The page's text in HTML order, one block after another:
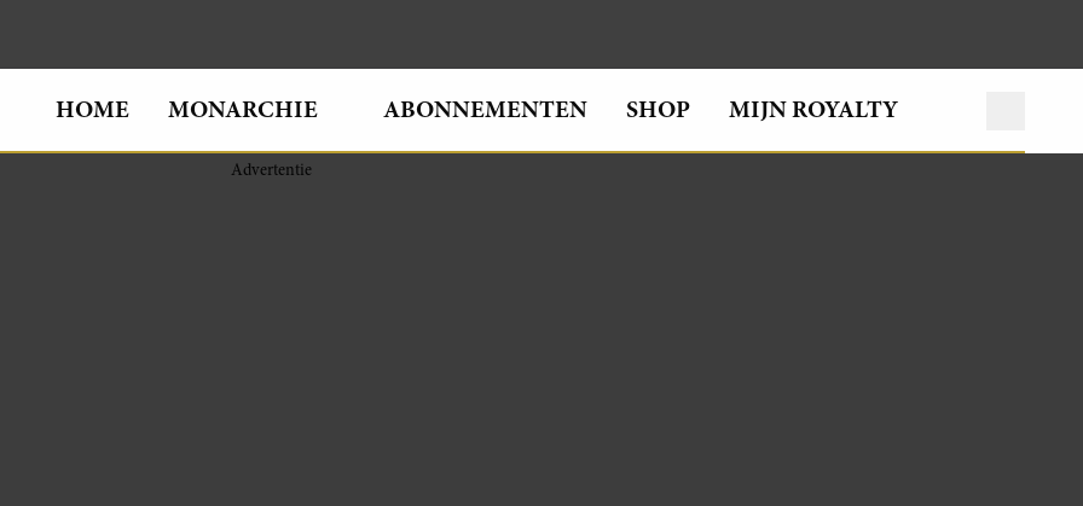
HOME MONARCHIE ABONNEMENTEN SHOP MIJN ROYALTY